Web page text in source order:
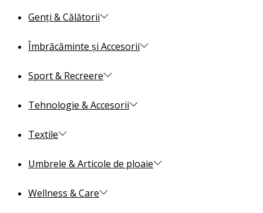
Genți & Călătorii
Îmbrăcăminte și Accesorii
Sport & Recreere
Tehnologie & Accesorii
Textile
Umbrele & Articole de ploaie
Wellness & Care